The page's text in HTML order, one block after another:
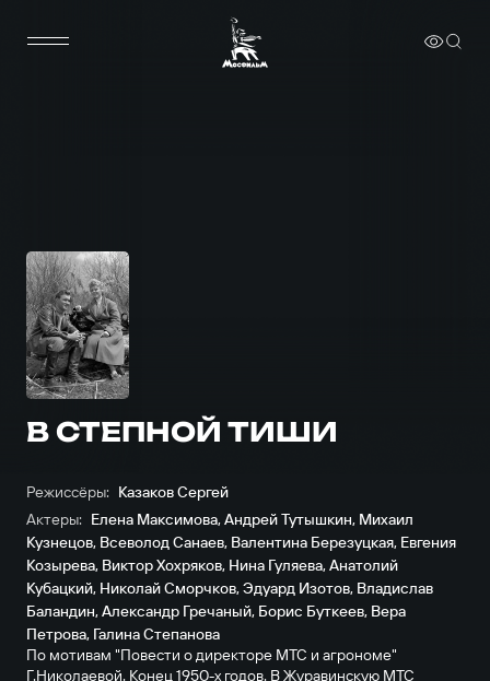
В СТЕПНОЙ ТИШИ
Режиссёры: Казаков Сергей
Актеры: Елена Максимова,Андрей Тутышкин, Михаил
Кузнецов, Всеволод Санаев, Валентина Березуцкая, Евгения
Козырева, Виктор Хохряков, Нина Гуляева,Анатолий
Кубацкий, Николай Сморчков,Эдуард Изотов, Владислав
Баландин,Александр Гречаный, Борис Буткеев, Вера
Петрова, Галина Степанова
По мотивам "Повести о директоре МТС и агрономе"
Г.Николаевой. Конец 1950-х годов. В Журавинскую МТС